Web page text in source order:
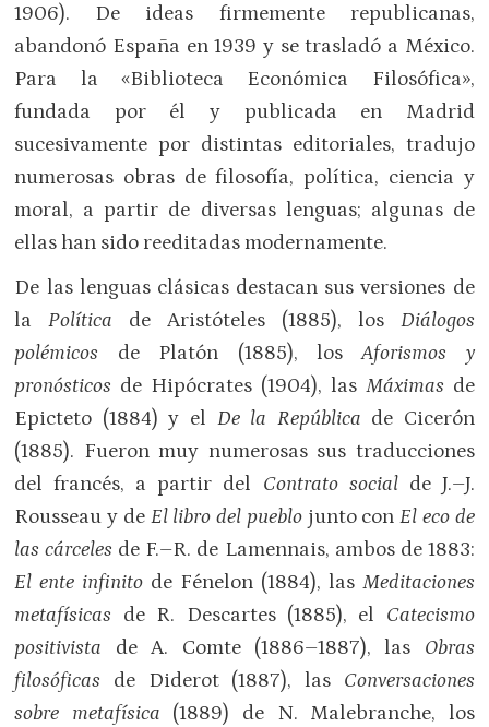
1906). De ideas firmemente republicanas,
abandonó España en 1939 y se trasladó a México.
Para la «Biblioteca Económica Filosófica»,
fundada por él y publicada en Madrid
sucesivamente por distintas editoriales, tradujo
numerosas obras de filosofía, política, ciencia y
moral, a partir de diversas lenguas; algunas de
ellas han sido reeditadas modernamente.
De las lenguas clásicas destacan sus versiones de
laPolítica de Aristóteles (1885), los Diálogos
polémicos de Platón (1885), losAforismos y
pronósticos de Hipócrates (1904), las Máximas de
Epicteto (1884) y el De la República de Cicerón
(1885). Fueron muy numerosas sus traducciones
del francés, a partir del Contrato social de J.–J.
Rousseau y de El libro del pueblo junto conEl eco de
las cárceles de F.–R. de Lamennais, ambos de 1883:
El ente infinito de Fénelon (1884), las Meditaciones
metafísicas de R. Descartes (1885), el Catecismo
positivista de A. Comte (1886–1887), las Obras
filosóficas de Diderot (1887), las Conversaciones
sobre metafísica (1889) de N. Malebranche, los